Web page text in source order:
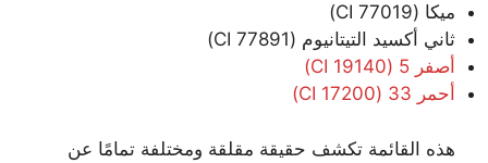
ميكا (CI 77019)
ثاني أكسيد التيتانيوم (CI 77891)
أصفر 5 (CI 19140)
أحمر 33 (CI 17200)
هذه القائمة تكشف حقيقة مقلقة ومختلفة تمامًا عن